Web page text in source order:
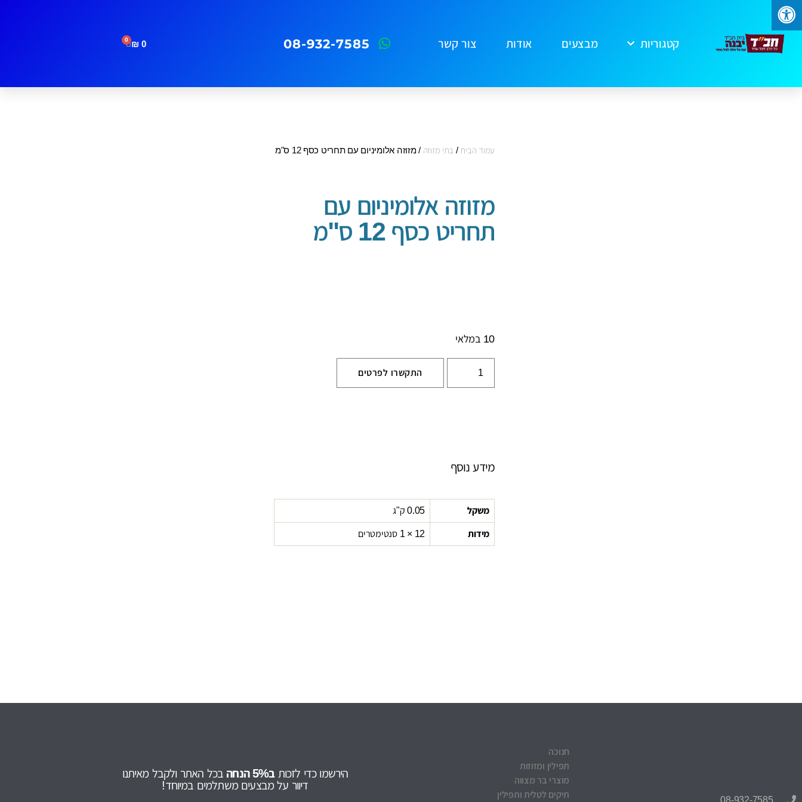
קטגוריות מבצעים אודות צור קשר 08-932-7585
0
₪
0
עמוד הבית / בתי מזוזה / מזוזה אלומיניום עם תחריט כסף 12 ס"מ
מזוזה אלומיניום עם
תחריט כסף 12 ס"מ
10 במלאי
התקשרו לפרטים
מידע נוסף
משקל 0.05 ק"ג
מידות 12 × 1 סנטימטרים
08-932-7585
חנוכה
תפילין ומזוזות
מוצרי בר מצווה
תיקים לטלית ותפילין
הירשמו כדי לזכותב5% הנחה
בכל האתר ולקבל מאיתנו
דיוור על מבצעים משתלמים במיוחד!